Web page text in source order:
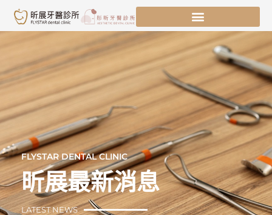
主
容
FLYSTAR DENTAL CLINIC
昕展最新消息
LATEST NEWS